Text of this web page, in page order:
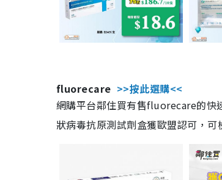
fluorecare >>按此選購<<
網購平台鄰住買有售fluorecare的快
狀病毒抗原測試劑盒獲歐盟認可，